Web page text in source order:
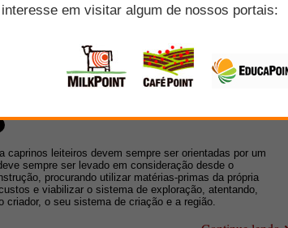
leiteiros
caprinos leiteiros devem sempre ser orientadas por um
sempre ser levado em consideração desde o
procurando utilizar matérias-primas da própria
e viabilizar o sistema de exploração, atentando,
criador, o seu sistema de criação e a região.